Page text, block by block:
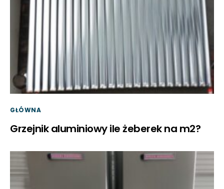
GŁÓWNA
Grzejnik aluminiowy ile żeberek na m2?